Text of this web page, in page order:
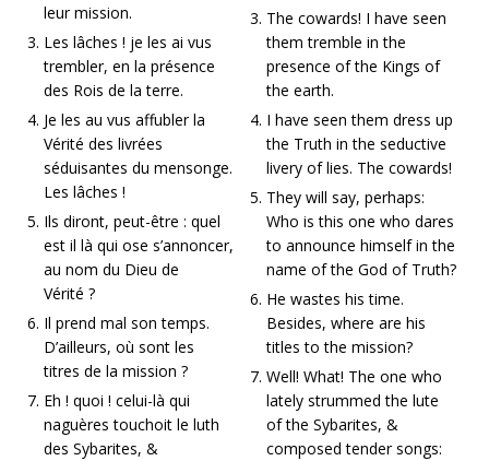
leur mission.
Les lâches ! je les ai vus
trembler, en la présence
des Rois de la terre.
Je les au vus affubler la
Vérité des livrées
séduisantes du mensonge.
Les lâches !
Ils diront, peut-être : quel
est il là qui ose s’annoncer,
au nom du Dieu de
Vérité ?
Il prend mal son temps.
D’ailleurs, où sont les
titres de la mission ?
Eh ! quoi ! celui-là qui
naguères touchoit le luth
des Sybarites, &
The cowards! I have seen
them tremble in the
presence of the Kings of
the earth.
I have seen them dress up
the Truth in the seductive
livery of lies. The cowards!
They will say, perhaps:
Who is this one who dares
to announce himself in the
name of the God of Truth?
He wastes his time.
Besides, where are his
titles to the mission?
Well! What! The one who
lately strummed the lute
of the Sybarites, &
composed tender songs: